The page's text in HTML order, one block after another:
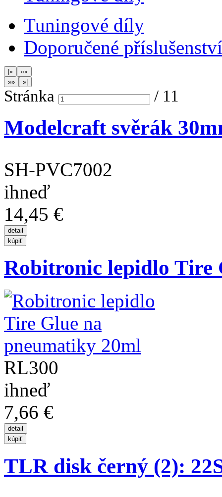
Tuningové díly
Doporučené příslušenství
Stránka / 11
Modelcraft svěrák
SH-PVC7002
ihneď
14,45 €
Robitronic lepidlo Tire
RL300
ihneď
7,66 €
TLR disk černý (2):